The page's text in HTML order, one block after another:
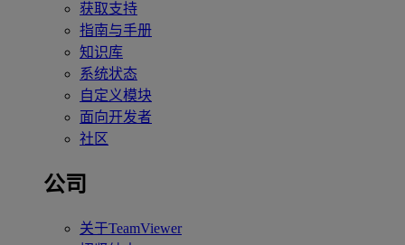
获取支持
指南与手册
知识库
系统状态
自定义模块
面向开发者
社区
公司
关于TeamViewer